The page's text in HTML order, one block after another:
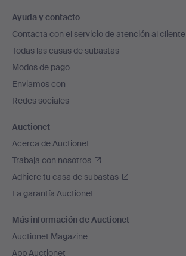
en
el
pie
de
página
Ayuda y contacto
Contacta con el servicio de atención al cliente
Todas las casas de subastas
Modos de pago
Enviamos con
Redes sociales
Auctionet
Acerca de Auctionet
Trabaja con nosotros
Adhiere tu casa de subastas
La garantía Auctionet
Más información de Auctionet
Auctionet Magazine
App Auctionet